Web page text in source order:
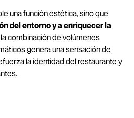
una función estética, sino que
del entorno y a enriquecer la
la combinación de volúmenes
genera una sensación de
la identidad del restaurante y